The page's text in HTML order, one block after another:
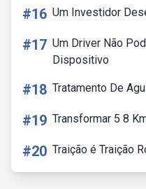
#16 Um Investidor
#17 Um Driver Não
Dispositivo
#18 Tratamento De
#19 Transformar 5 8
#20 Traição é Traição